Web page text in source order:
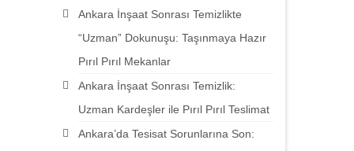
Ankara İnşaat Sonrası Temizlikte
“Uzman” Dokunuşu: Taşınmaya Hazır
Pırıl Pırıl Mekanlar
Ankara İnşaat Sonrası Temizlik:
Uzman Kardeşler ile Pırıl Pırıl Teslimat
Ankara’da Tesisat Sorunlarına Son: